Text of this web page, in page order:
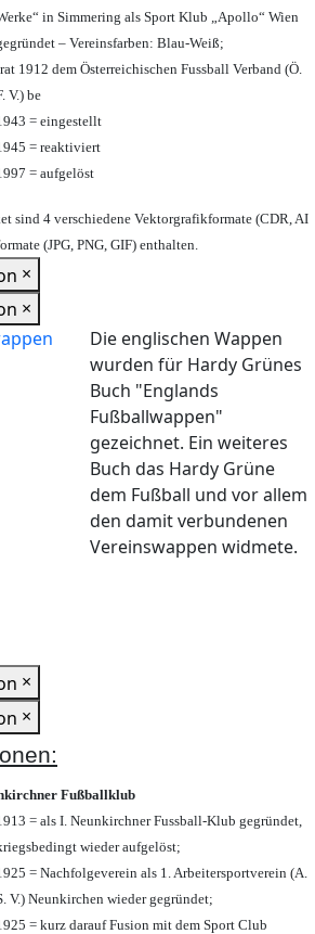
in Simmering als Sport Klub „Apollo“ Wien
– Vereinsfarben: Blau-Weiß;
1912 dem Österreichischen Fussball Verband (Ö.
V.) be
= eingestellt
= reaktiviert
= aufgelöst
sind 4 verschiedene Vektorgrafikformate (CDR, AI
(JPG, PNG, GIF) enthalten.
×
×
Die englischen Wappen
wurden für Hardy Grünes
Buch "Englands
Fußballwappen"
gezeichnet. Ein weiteres
Buch das Hardy Grüne
dem Fußball und vor allem
den damit verbundenen
Vereinswappen widmete.
×
×
Fußballklub
= als I. Neunkirchner Fussball-Klub gegründet,
wieder aufgelöst;
= Nachfolgeverein als 1. Arbeitersportverein (A.
V.) Neunkirchen wieder gegründet;
= kurz darauf Fusion mit dem Sport Club